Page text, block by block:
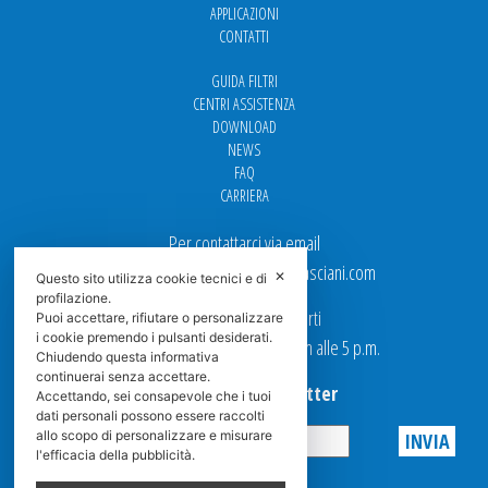
APPLICAZIONI
CONTATTI
GUIDA FILTRI
CENTRI ASSISTENZA
DOWNLOAD
NEWS
FAQ
CARRIERA
Per contattarci via email
Ufficio Vendite: italy.sales@spasciani.com
I nostri uffici sono aperti
dal Lunedi al Venerdi dalle 9 a.m alle 5 p.m.
Iscriviti alla Newsletter
Privacy
✕
Questo sito utilizza cookie tecnici e di
profilazione.
Puoi accettare, rifiutare o personalizzare
i cookie premendo i pulsanti desiderati.
Chiudendo questa informativa
continuerai senza accettare.
Accettando, sei consapevole che i tuoi
dati personali possono essere raccolti
allo scopo di personalizzare e misurare
l'efficacia della pubblicità.